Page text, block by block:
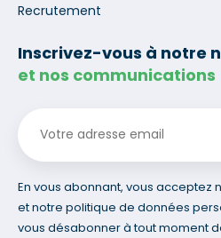
Recrutement
Inscrivez-vous à notre
et nos communications
En vous abonnant, vous acceptez
et notre politique de données
vous désabonner à tout moment